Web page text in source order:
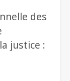
des
justice :